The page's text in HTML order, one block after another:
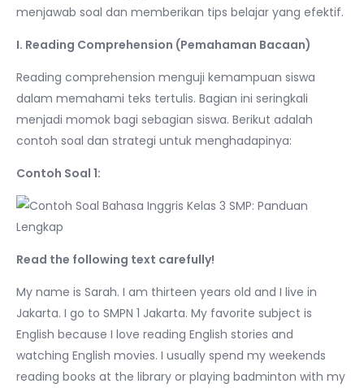
menjawab soal dan memberikan tips belajar yang efektif.
I. Reading Comprehension (Pemahaman Bacaan)
Reading comprehension menguji kemampuan siswa
dalam memahami teks tertulis. Bagian ini seringkali
menjadi momok bagi sebagian siswa. Berikut adalah
contoh soal dan strategi untuk menghadapinya:
Contoh Soal 1:
Read the following text carefully!
My name is Sarah. I am thirteen years old and I live in
Jakarta. I go to SMPN 1 Jakarta. My favorite subject is
English because I love reading English stories and
watching English movies. I usually spend my weekends
reading books at the library or playing badminton with my